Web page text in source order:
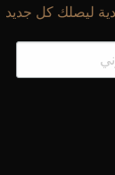
ليصلك كل جديد